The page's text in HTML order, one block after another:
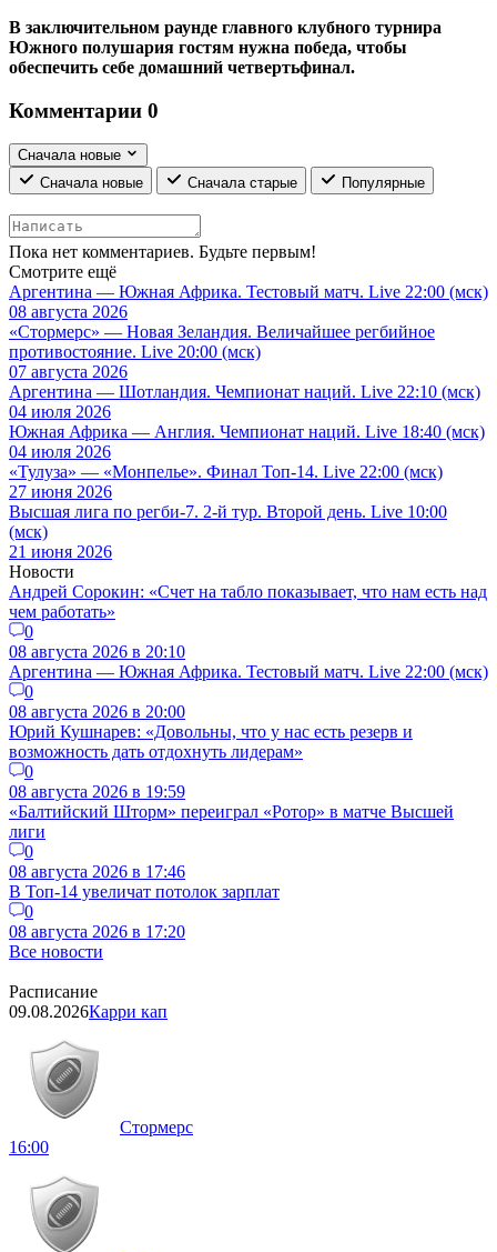
В заключительном раунде главного клубного турнира
Южного полушария гостям нужна победа, чтобы
обеспечить себе домашний четвертьфинал.
Комментарии 0
Сначала новые
Сначала новые
Сначала старые Популярные
Пока нет комментариев. Будьте первым!
Смотрите ещё
Аргентина — Южная Африка. Тестовый матч. Live 22:00 (мск)
08 августа 2026
«Стормерс» — Новая Зеландия. Величайшее регбийное
противостояние. Live 20:00 (мск)
07 августа 2026
Аргентина — Шотландия. Чемпионат наций. Live 22:10 (мск)
04 июля 2026
Южная Африка — Англия. Чемпионат наций. Live 18:40 (мск)
04 июля 2026
«Тулуза» — «Монпелье». Финал Топ-14. Live 22:00 (мск)
27 июня 2026
Высшая лига по регби-7. 2-й тур. Второй день. Live 10:00
(мск)
21 июня 2026
Новости
Андрей Сорокин: «Счет на табло показывает, что нам есть над
чем работать»
0
08 августа 2026 в 20:10
Аргентина — Южная Африка. Тестовый матч. Live 22:00 (мск)
0
08 августа 2026 в 20:00
Юрий Кушнарев: «Довольны, что у нас есть резерв и
возможность дать отдохнуть лидерам»
0
08 августа 2026 в 19:59
«Балтийский Шторм» переиграл «Ротор» в матче Высшей
лиги
0
08 августа 2026 в 17:46
В Топ-14 увеличат потолок зарплат
0
08 августа 2026 в 17:20
Все новости
Расписание
09.08.2026Карри кап
Стормерс
16:00